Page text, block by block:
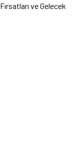
ve Gelecek